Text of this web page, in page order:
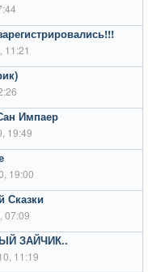
11:21
Импаер
19:49
19:00
Сказки
07:09
ЗАЙЧИК..
11:19